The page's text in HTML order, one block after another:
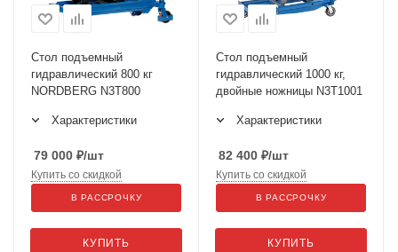
Стол подъемный
гидравлический 800 кг
NORDBERG N3T800
Характеристики
79 000 ₽/шт
КУПИТЬ
Купить со скидкой
В РАССРОЧКУ
Стол подъемный
гидравлический 1000 кг,
двойные ножницы N3T1001
Характеристики
82 400 ₽/шт
КУПИТЬ
Купить со скидкой
В РАССРОЧКУ